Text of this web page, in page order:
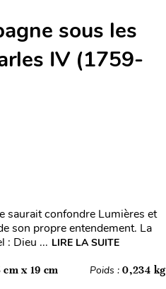
sous les
IV (1759-
saurait confondre Lumières et
son propre entendement. La
: Dieu ... LIRE LA SUITE
cm x 19 cm Poids :0,234 kg